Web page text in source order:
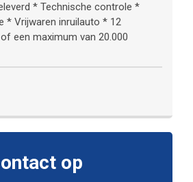
299 cm
525 cm
195 cm
Lederen
versnellingspook
Aluminium interieur
afwerking
* Technische controle *
* Vrijwaren inruilauto * 12
een maximum van 20.000
op